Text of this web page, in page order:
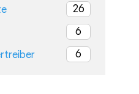
26
6
6